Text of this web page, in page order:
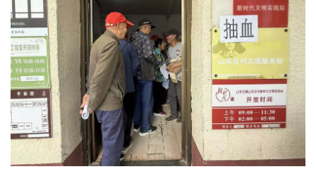
宣传思想文化人才
专题
资料库
+